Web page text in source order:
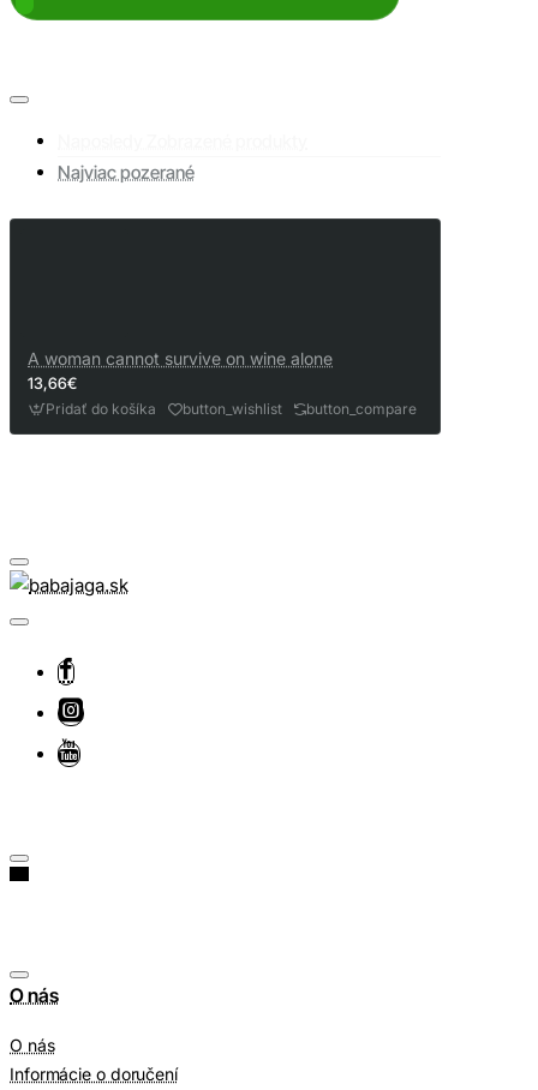
Najviac pozerané
A woman cannot survive on wine alone
13,66€
Pridať do košíka button_wishlist button_compare
O nás
O nás
Informácie o doručení